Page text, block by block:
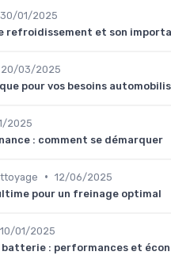
30/01/2025
refroidissement et son
20/03/2025
pour vos besoins
2025
: comment se démarquer
• 12/06/2025
pour un freinage optimal
10/01/2025
: performances et